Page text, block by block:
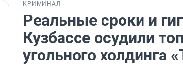
КРИМИНАЛ
Реальные сроки и
Кузбассе осудили
угольного холдинга